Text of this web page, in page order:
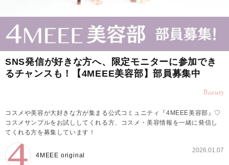
SNS発信が好きな方へ、限定モニターに参加でき
るチャンスも！【4MEEE美容部】部員募集中
Beauty
コスメや美容が大好きな方が集まる公式コミュニティ『4MEEE美容部』♡
コスメサンプルをお試ししてくれる方、コスメ・美容情報を一緒に発信し
てくれる方を募集しています！
4MEEE original
2026.01.07